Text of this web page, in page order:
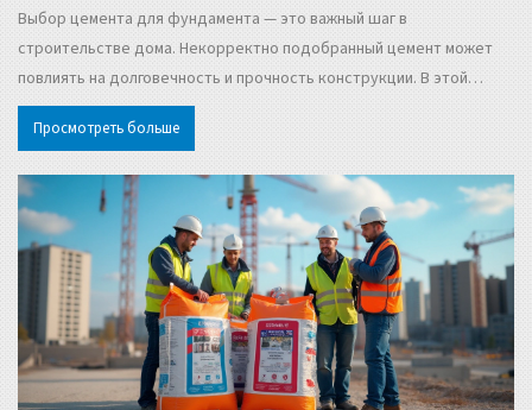
Выбор цемента для фундамента — это важный шаг в
строительстве дома. Некорректно подобранный цемент может
повлиять на долговечность и прочность конструкции. В этой
статье мы рассмотрим различные виды цемента, их
характеристики и на что обратить внимание при выборе. Узнайте,
Просмотреть больше